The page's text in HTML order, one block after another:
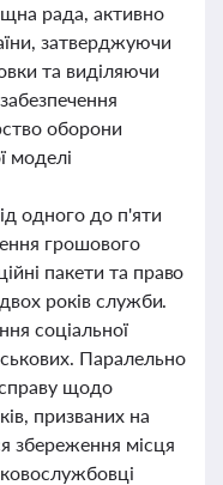
рада, активно
затверджуючи
та виділяючи
оборони
моделі
одного до п'яти
грошового
пакети та право
двох років служби.
соціальної
Паралельно
щодо
призваних на
збереження місця